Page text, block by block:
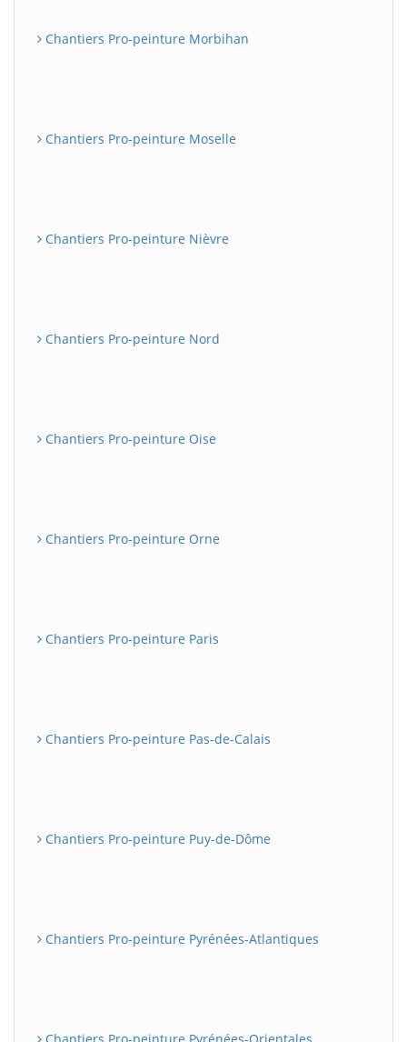
Chantiers Pro-peinture Morbihan
Chantiers Pro-peinture Moselle
Chantiers Pro-peinture Nièvre
Chantiers Pro-peinture Nord
Chantiers Pro-peinture Oise
Chantiers Pro-peinture Orne
Chantiers Pro-peinture Paris
Chantiers Pro-peinture Pas-de-Calais
Chantiers Pro-peinture Puy-de-Dôme
Chantiers Pro-peinture Pyrénées-Atlantiques